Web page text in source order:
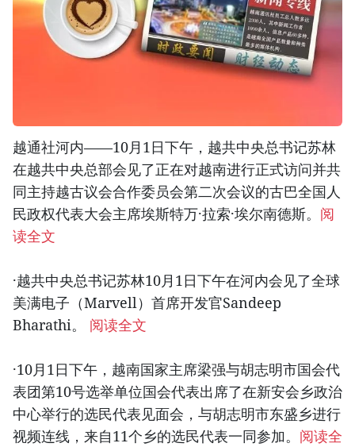
越通社河内——10月1日下午，越共中央总书记苏林
在越共中央总部会见了正在对越南进行正式访问并共
同主持越古议会合作委员会第二次会议的古巴全国人
民政权代表大会主席埃斯特万·拉索·埃尔南德斯。 阅
读全文
·越共中央总书记苏林10月1日下午在河内会见了全球
美满电子（Marvell）首席开发官Sandeep
Bharathi。 阅读全文
·10月1日下午，越南国家主席梁强与胡志明市国会代
表团第10号选举单位国会代表出席了在新安会乡政治
中心举行的选民代表见面会，与胡志明市东盛乡进行
视频连线，来自11个乡的选民代表一同参加。 阅读全